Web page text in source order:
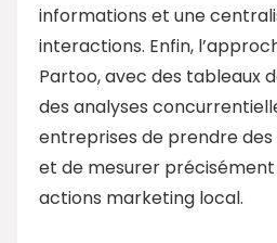
informations et une
interactions. Enfin,
Partoo, avec des tableaux
des analyses
entreprises de prendre des
et de mesurer
actions marketing local.